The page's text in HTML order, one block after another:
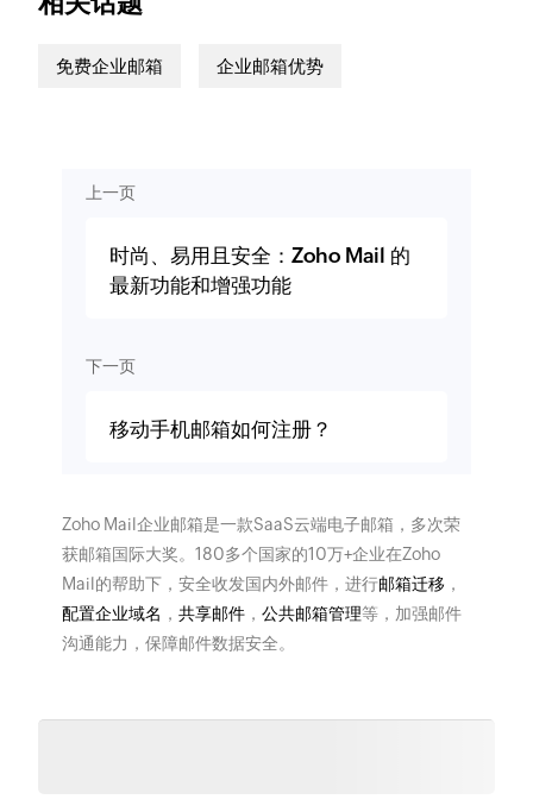
免费企业邮箱 企业邮箱优势
上一页
时尚、易用且安全：Zoho Mail 的
最新功能和增强功能
下一页
移动手机邮箱如何注册？
Zoho Mail企业邮箱是一款SaaS云端电子邮箱，多次荣
获邮箱国际大奖。180多个国家的10万+企业在Zoho
Mail的帮助下，安全收发国内外邮件，进行邮箱迁移 ，
配置企业域名 ， 共享邮件， 公共邮箱管理等，加强邮件
沟通能力，保障邮件数据安全。